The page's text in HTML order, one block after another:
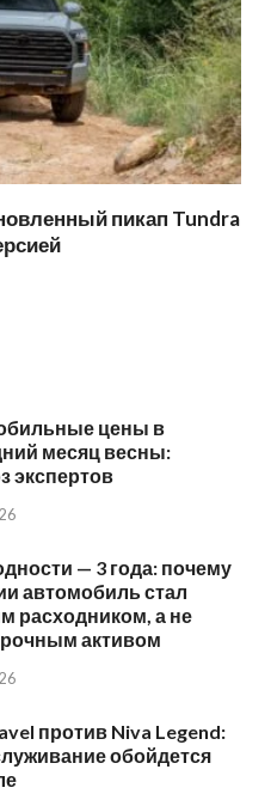
пикап Tundra
цены в
месяц весны:
экспертов
— 3 года: почему
автомобиль стал
расходником, а не
активом
против Niva Legend:
обойдется